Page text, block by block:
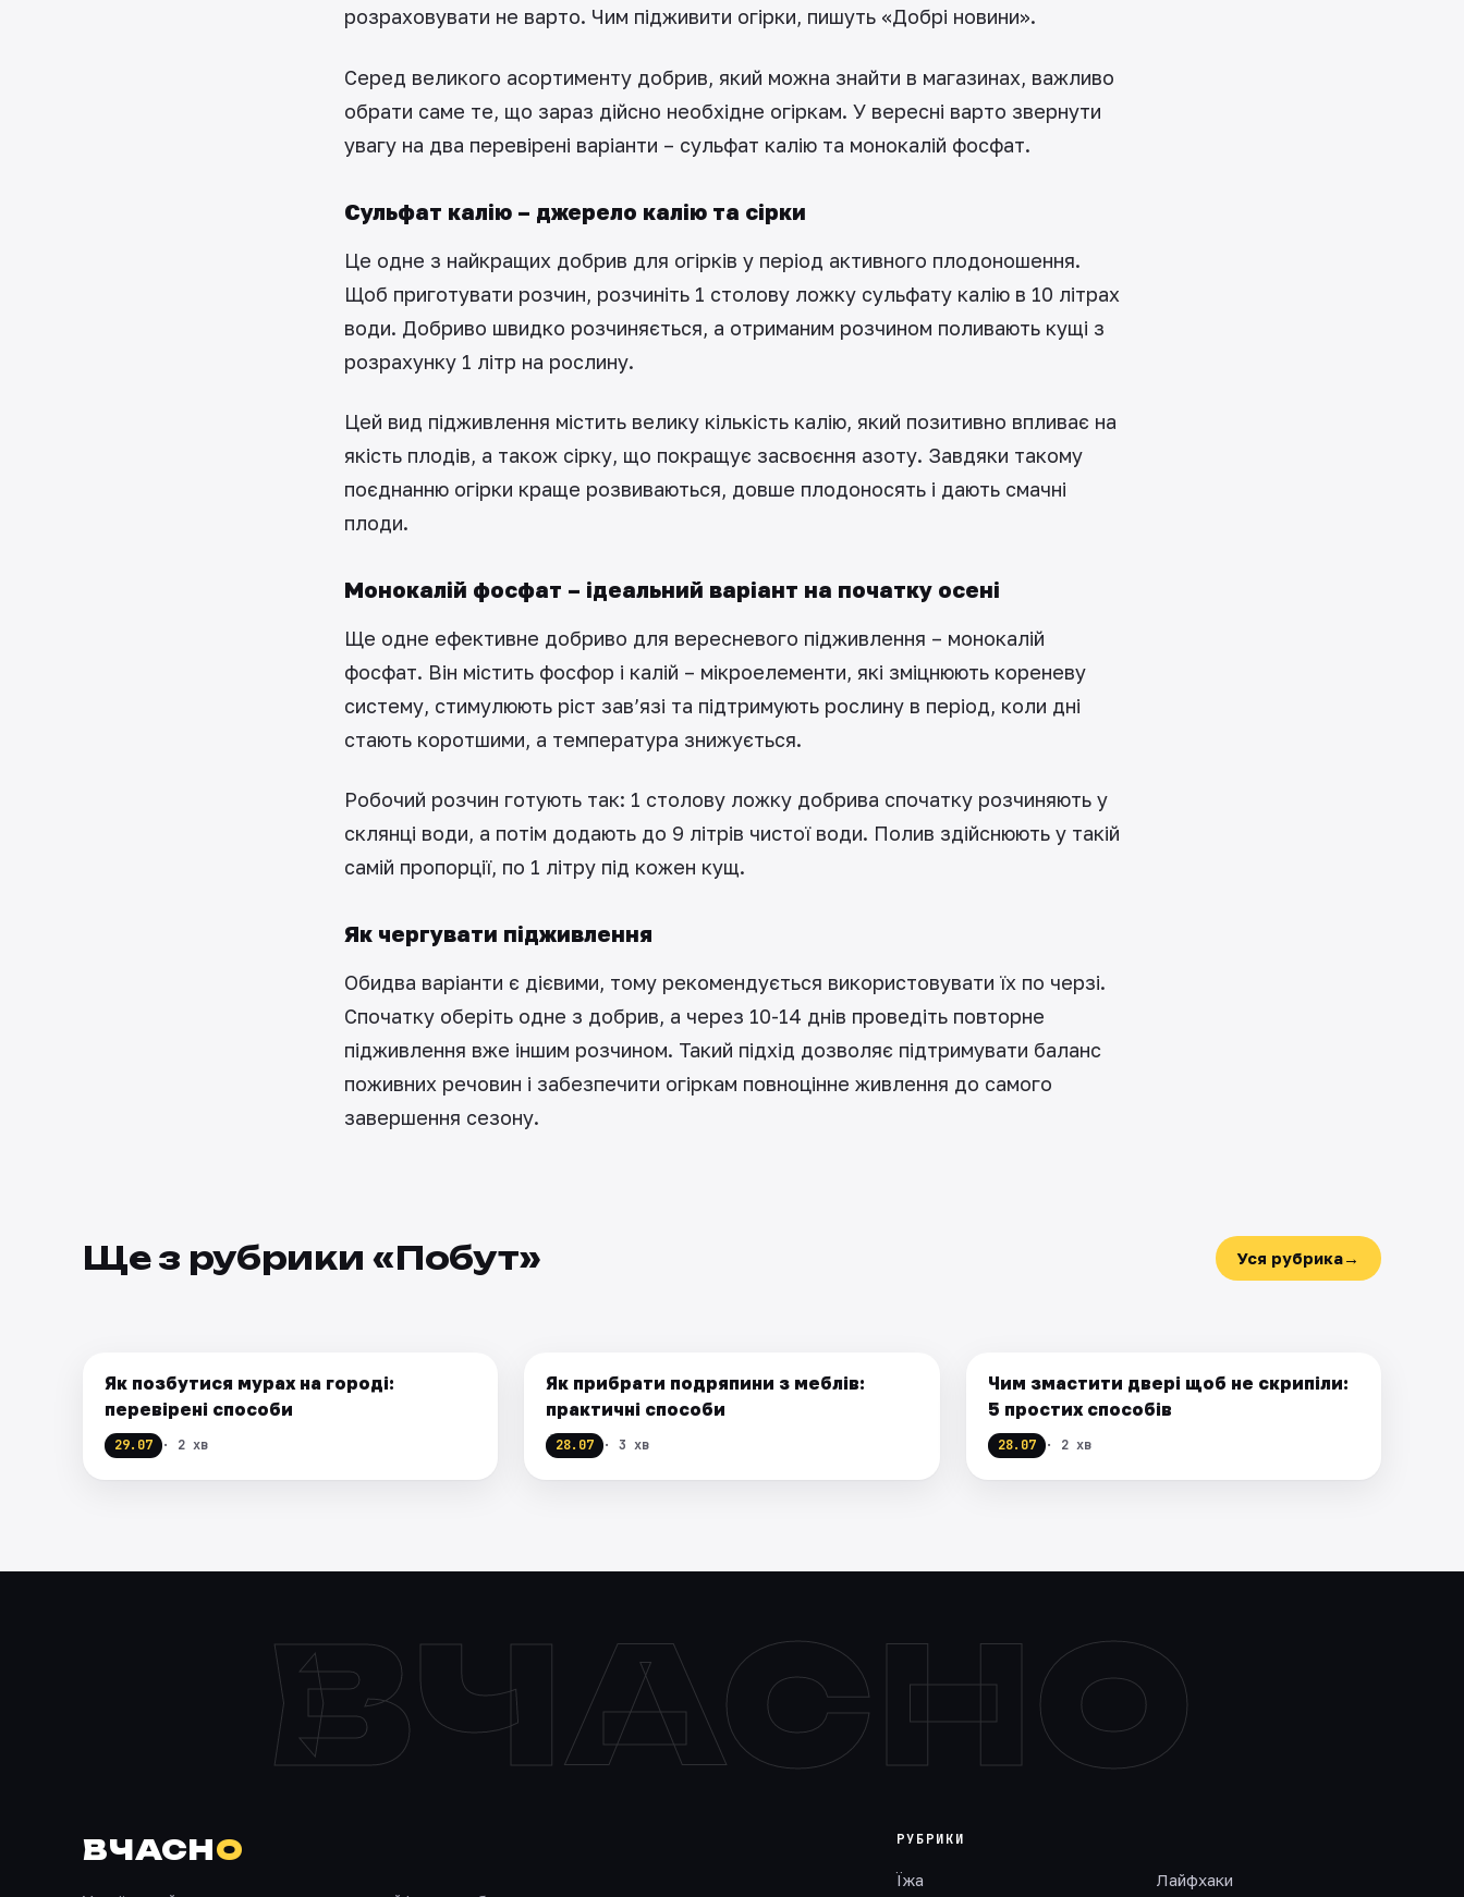
розраховувати не варто. Чим підживити огірки, пишуть «Добрі новини».
Серед великого асортименту добрив, який можна знайти в магазинах, важливо
обрати саме те, що зараз дійсно необхідне огіркам. У вересні варто звернути
увагу на два перевірені варіанти – сульфат калію та монокалій фосфат.
Сульфат калію – джерело калію та сірки
Це одне з найкращих добрив для огірків у період активного плодоношення.
Щоб приготувати розчин, розчиніть 1 столову ложку сульфату калію в 10 літрах
води. Добриво швидко розчиняється, а отриманим розчином поливають кущі з
розрахунку 1 літр на рослину.
Цей вид підживлення містить велику кількість калію, який позитивно впливає на
якість плодів, а також сірку, що покращує засвоєння азоту. Завдяки такому
поєднанню огірки краще розвиваються, довше плодоносять і дають смачні
плоди.
Монокалій фосфат – ідеальний варіант на початку осені
Ще одне ефективне добриво для вересневого підживлення – монокалій
фосфат. Він містить фосфор і калій – мікроелементи, які зміцнюють кореневу
систему, стимулюють ріст зав’язі та підтримують рослину в період, коли дні
стають коротшими, а температура знижується.
Робочий розчин готують так: 1 столову ложку добрива спочатку розчиняють у
склянці води, а потім додають до 9 літрів чистої води. Полив здійснюють у такій
самій пропорції, по 1 літру під кожен кущ.
Як чергувати підживлення
Обидва варіанти є дієвими, тому рекомендується використовувати їх по черзі.
Спочатку оберіть одне з добрив, а через 10-14 днів проведіть повторне
підживлення вже іншим розчином. Такий підхід дозволяє підтримувати баланс
поживних речовин і забезпечити огіркам повноцінне живлення до самого
завершення сезону.
Ще з рубрики «Побут» Уся рубрика→
ЛАЙФХАКИ
Як позбутися мурах на городі:
перевірені способи
29.07 · 2 хв
ПОБУТ
Як прибрати подряпини з меблів:
практичні способи
28.07 · 3 хв
ПОБУТ
Чим змастити двері щоб не скрипіли:
5 простих способів
28.07 · 2 хв
ВЧАСНО
ВЧАСНО РУБРИКИ
Їжа Лайфхаки